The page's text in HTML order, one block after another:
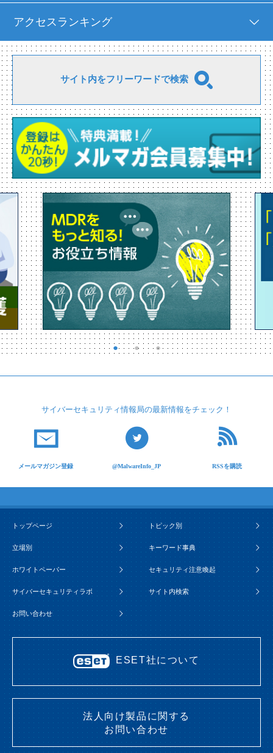
アクセスランキング
サイト内をフリーワードで検索
サイバーセキュリティ情報局の最新情報をチェック！
メールマガジン登録 @MalwareInfo_JP RSSを購読
トップページ トピック別
立場別 キーワード事典
ホワイトペーパー セキュリティ注意喚起
サイバーセキュリティラボ サイト内検索
お問い合わせ
ESET社について
法人向け製品に関する
お問い合わせ